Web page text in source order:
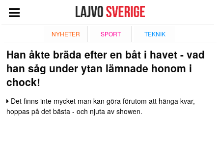
NYHETER SPORT TEKNIK
NYHETER
NÖJE
TV
TEKNIK
Han åkte bräda efter en båt i havet - vad
han såg under ytan lämnade honom i
chock!
Det finns inte mycket man kan göra förutom att hänga kvar,
hoppas på det bästa - och njuta av showen.